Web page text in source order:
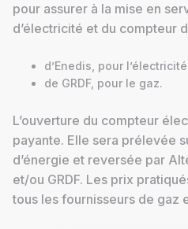
pour assurer à la mise en
d’électricité et du compteur
d’Enedis, pour
de GRDF, pour le gaz.
L’ouverture du compteur
payante. Elle sera prélevée
d’énergie et reversée par
et/ou GRDF. Les prix
tous les fournisseurs de gaz